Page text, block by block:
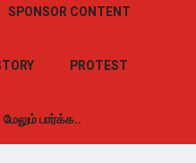
SPONSOR CONTENT
PROTEST
மேலும் பார்க்க..